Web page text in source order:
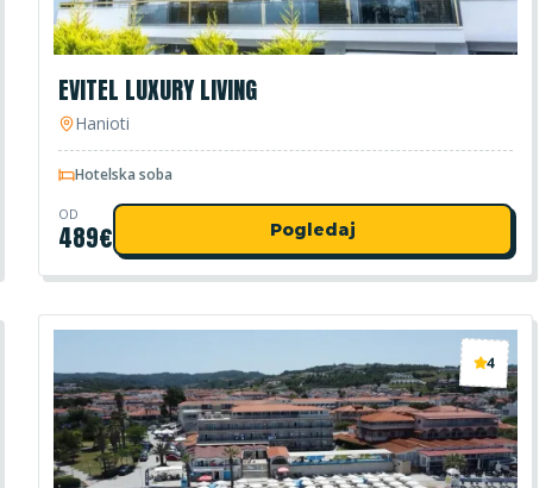
EVITEL LUXURY LIVING
Hanioti
Hotelska soba
OD
489€ Pogledaj
4